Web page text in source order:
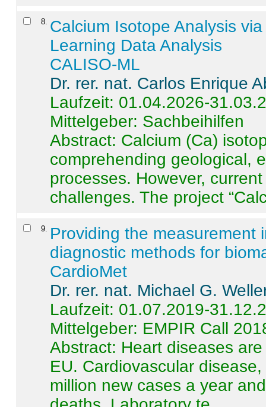
8 Calcium Isotope Analysis
Learning Data Analysis
CALISO-ML
Dr. rer. nat. Carlos Enrique
Laufzeit: 01.04.2026-
Mittelgeber: Sachbeihilfen
Abstract: Calcium (Ca)
comprehending geological,
processes. However,
challenges. The project
9
Providing the measurement
diagnostic methods for
CardioMet
Dr. rer. nat. Michael G.
Laufzeit: 01.07.2019-
Mittelgeber: EMPIR Call
Abstract: Heart diseases
EU. Cardiovascular
million new cases a year